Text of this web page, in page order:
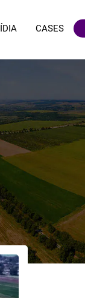
CASES